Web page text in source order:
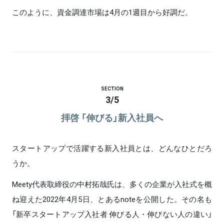
このように、資金調達市場は4月の1週目から好調だ。
SECTION
3/5
拝啓 「伸びる」新入社員へ
スタートアップで活躍する新入社員とは、どんなひとだろ
うか。
Meety代表取締役の中村拓哉氏は、多くの企業が入社式を概
ね迎えた2022年4月5日、とあるnoteを公開した。その名も
「新卒スタートアップ入社者 伸びる人・伸びない人の違い」